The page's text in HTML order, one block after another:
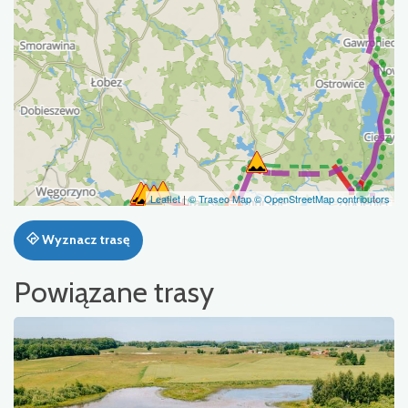
Leaflet|© Traseo Map© OpenStreetMap contributors
Wyznacz trasę
Powiązane trasy